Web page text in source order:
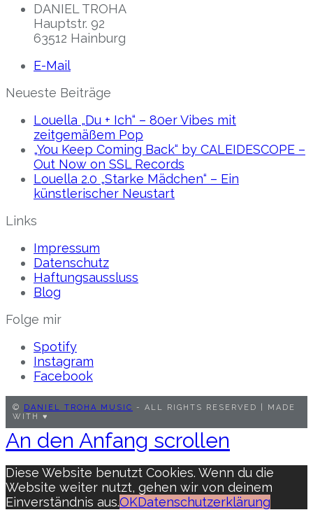
DANIEL TROHA
Hauptstr. 92
63512 Hainburg
E-Mail
Neueste Beiträge
Louella „Du + Ich“ – 80er Vibes mit
zeitgemäßem Pop
„You Keep Coming Back“ by CALEIDESCOPE –
Out Now on SSL Records
Louella 2.0 „Starke Mädchen“ – Ein
künstlerischer Neustart
Links
Impressum
Datenschutz
Haftungsaussluss
Blog
Folge mir
Spotify
Instagram
Facebook
© DANIEL TROHA MUSIC - ALL RIGHTS RESERVED | MADE
WITH ♥︎
An den Anfang scrollen
Diese Website benutzt Cookies. Wenn du die
Website weiter nutzt, gehen wir von deinem
Einverständnis aus.OKDatenschutzerklärung